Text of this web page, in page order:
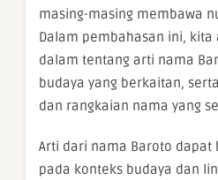
masing-masing membawa
Dalam pembahasan ini,
dalam tentang arti nama
budaya yang berkaitan,
dan rangkaian nama yang
Arti dari nama Baroto dapat
pada konteks budaya dan